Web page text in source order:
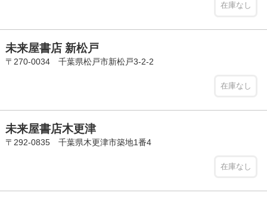
在庫なし
未来屋書店 新松戸
〒270-0034 千葉県松戸市新松戸3-2-2
在庫なし
未来屋書店木更津
〒292-0835 千葉県木更津市築地1番4
在庫なし